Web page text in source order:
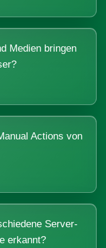
Medien bringen
Actions von
Server-
erkannt?